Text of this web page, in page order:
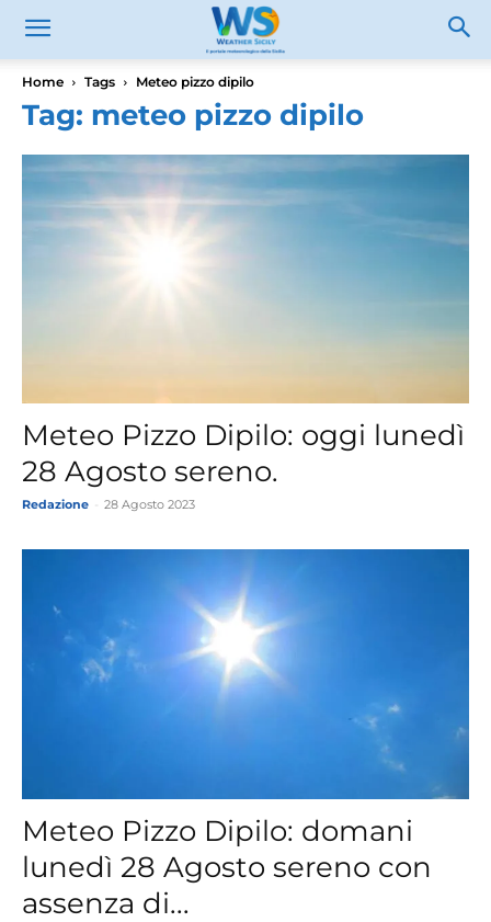
Home Tags Meteo pizzo dipilo
Tag: meteo pizzo dipilo
Meteo Pizzo Dipilo: oggi lunedì
28 Agosto sereno.
Redazione 28 Agosto 2023
Meteo Pizzo Dipilo: domani
lunedì 28 Agosto sereno con
assenza di...